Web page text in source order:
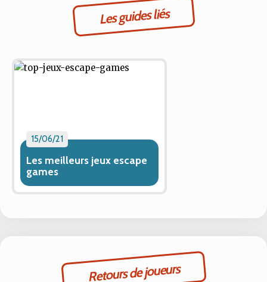
Les guides liés
15/06/21
Les meilleurs jeux escape
games
Retours de joueurs